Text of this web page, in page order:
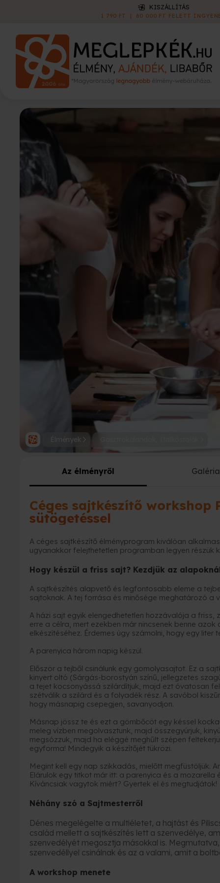
KISZÁLLÍTÁS
1 790 FT | 60 000 FT FELETT
Élmények
Az élményről Galéria
Céges sajtkészítő workshop
sütögetéssel
A céges sajtkészítő élményprogram kiválóan
ugyanakkor felejthetetlen programban legyen részük
Hogy készül a friss sajt? Kezdjük az
A sajtkészítés alapvető és legfontosabb eleme a
sajtoknak. A tej forrása és minősége meghatározó a
A házi sajt egyik elengedhetetlen hozzávalója a
erre a célra, mert ezekben már nincsenek benne
elkészítéséhez. Érdemes úgy számolni, hogy egy liter
A parenyica három napig készül.
Először a tejből csinálunk egy gomolyasajtot. Ez a
kinyert oltó (Sárgás-borostyán színű, jellegzetes
a tejet kocsonyássá szilárdítjuk, majd ezt óvatosan
szétválik a szilárd és a folyadék rész. A savóbol
hogy másnapig csepegjen, savanyodjon.
Másnap jössz te és ezt a gömbőcöt egy késsel
meleg vízben megolvasztunk, majd összegyúrjuk,
megsózzuk, majd ha eléggé meghűlt szépen
egyforma! Mindegyik a készítőjét tükrözi.
Megint kell egy nap szikkadás, mielőtt megfüstöljük.
Elárulok egy titkot már itt: a parenyica és a mozarella
Kíváncsiak vagytok miért? Gyertek el és megtudjátok!
Néhány szó a Sajtmesterről
Dénes megelégelte a multiéletet, a hajtást és
család mellett a sajtkészítés lett a szenvedélye,
szenvedélyét megosztja másokkal is.
szenvedéllyel csinálnak és az a valami, amit a
A workshop menete